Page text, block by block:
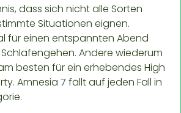
dass sich nicht alle Sorten
Situationen eignen.
für einen entspannten Abend
Andere wiederum
besten für ein erhebendes High
Amnesia 7 fällt auf jeden Fall in